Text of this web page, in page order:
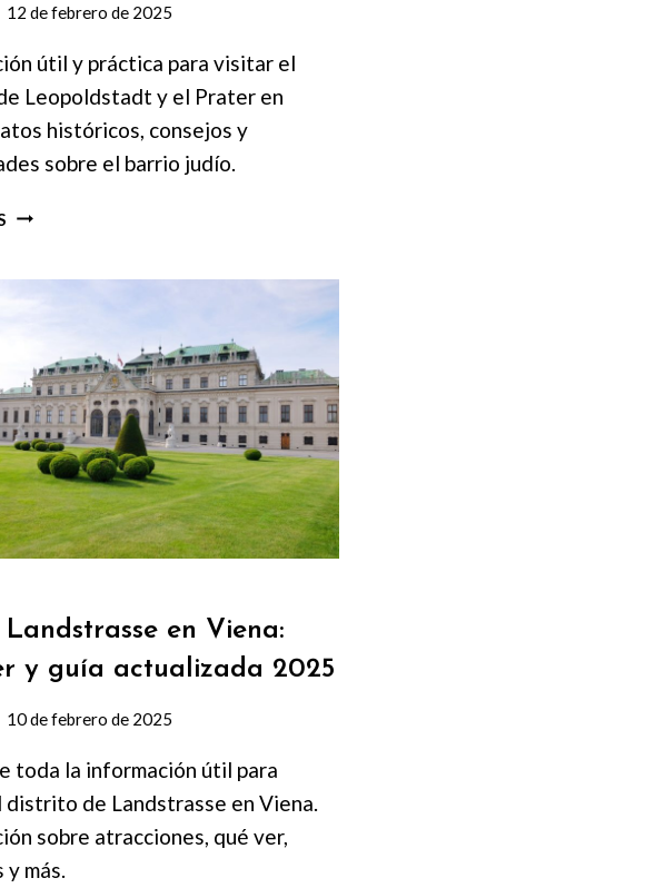
12 de febrero de 2025
útil y práctica para visitar el
Leopoldstadt y el Prater en
históricos, consejos y
sobre el barrio judío.
BARRIO
DÓNDE
COMER
2025
en Viena:
y guía actualizada 2025
10 de febrero de 2025
toda la información útil para
de Landstrasse en Viena.
sobre atracciones, qué ver,
más.